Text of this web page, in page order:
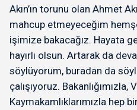
Akın’ın torunu olan Ahmet
mahcup etmeyeceğim
işimize bakacağız. Hayata
hayırlı olsun. Artarak da
söylüyorum, buradan da
çalışıyoruz. Bakanlığımızla,
Kaymakamlıklarımızla hep